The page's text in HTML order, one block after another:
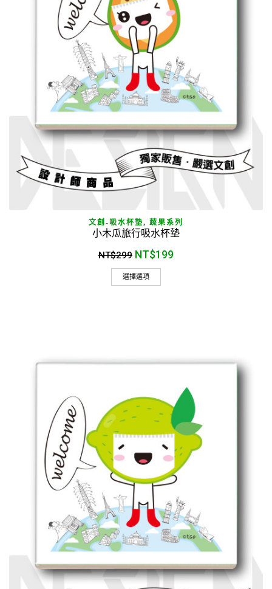
文創-吸水杯墊, 蔬果系列
小木瓜旅行吸水杯墊
NT$299 NT$199
選擇選項